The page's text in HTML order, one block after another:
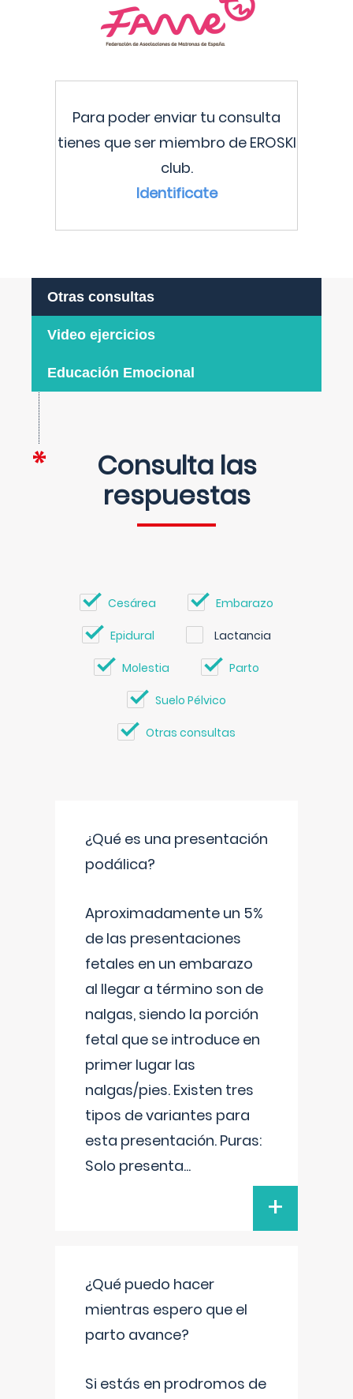
Para poder enviar tu consulta
tienes que ser miembro de EROSKI
club.
Identificate
Otras consultas
Video ejercicios
Educación Emocional
Consulta las
respuestas
Cesárea Embarazo
Epidural Lactancia
Molestia Parto
Suelo Pélvico
Otras consultas
¿Qué es una presentación
podálica?
Aproximadamente un 5%
de las presentaciones
fetales en un embarazo
al llegar a término son de
nalgas, siendo la porción
fetal que se introduce en
primer lugar las
nalgas/pies. Existen tres
tipos de variantes para
esta presentación. Puras:
Solo presenta...
+
¿Qué puedo hacer
mientras espero que el
parto avance?
Si estás en prodromos de